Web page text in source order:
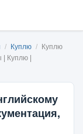
/ Куплю /
Куплю
Куплю |